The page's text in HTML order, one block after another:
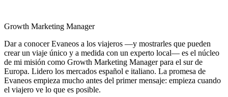
Growth Marketing Manager
Dar a conocer Evaneos a los viajeros —y mostrarles que pueden
crear un viaje único y a medida con un experto local— es el núcleo
de mi misión como Growth Marketing Manager para el sur de
Europa. Lidero los mercados español e italiano. La promesa de
Evaneos empieza mucho antes del primer mensaje: empieza cuando
el viajero ve lo que es posible.